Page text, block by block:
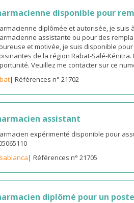
disponible pour
diplômée et autorisée, je suis
assistante ou pour des
et motivée, je suis disponible
de la région Rabat-Salé-
Veuillez me contacter sur ce
| Références n° 21702
assistant
expérimenté disponible pour
| Références n° 21705
diplômé pour un